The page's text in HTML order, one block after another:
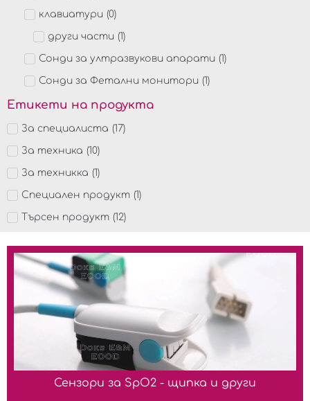
клавиатури (0)
други части (1)
Сонди за ултразвукови апарати (1)
Сонди за Фетални монитори (1)
Етикети на продукта
За специалиста (17)
За техника (10)
За техникка (1)
Специален продукт (1)
Търсен продукт (12)
Сензори за SpO2 - щипка и други